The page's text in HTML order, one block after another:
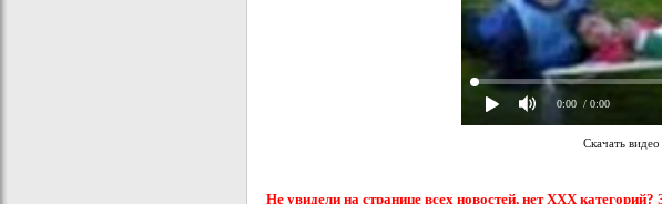
0:00 / 0:00
Скачать
Не увидели на странице всех новостей, нет XXX